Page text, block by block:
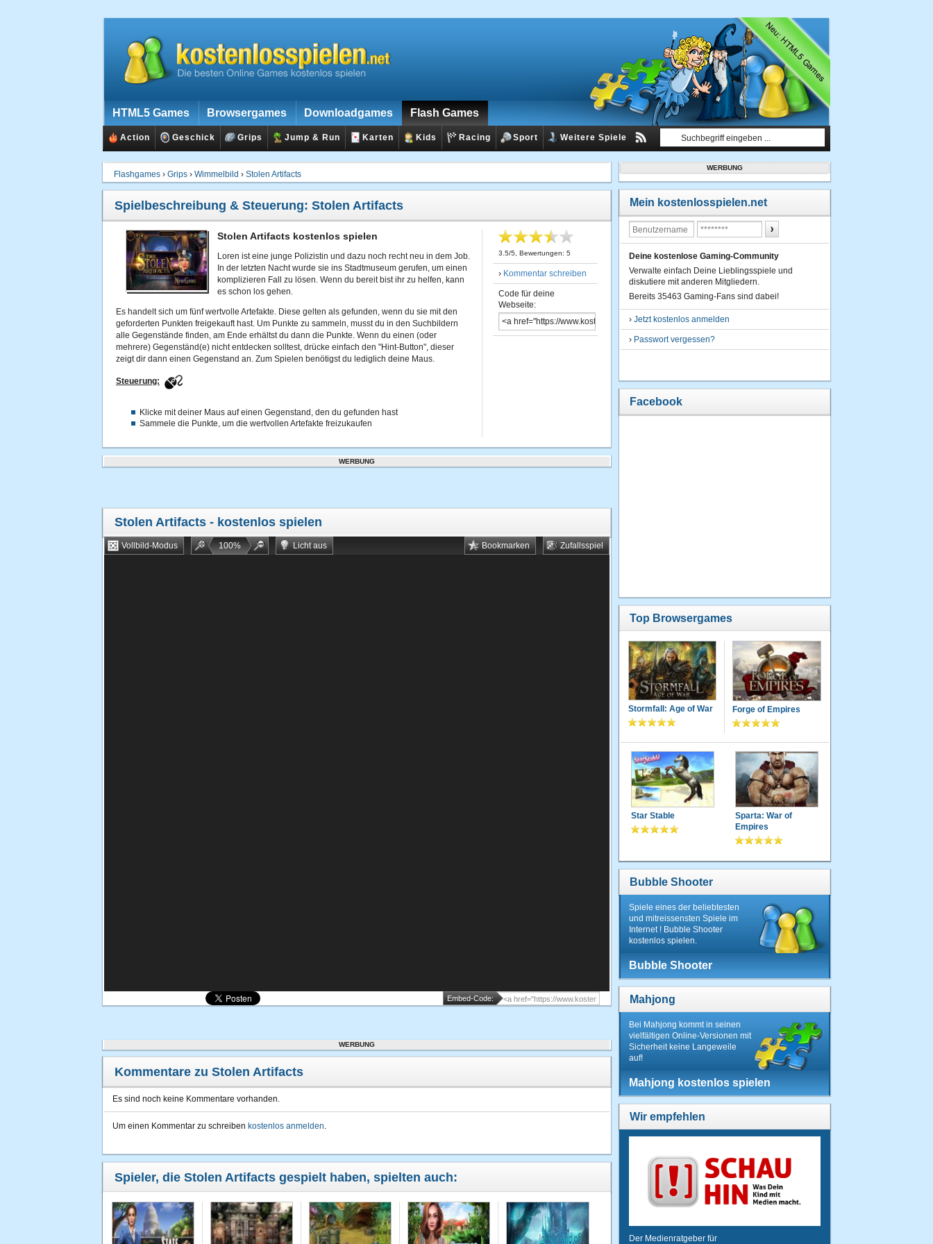
HTML5 Games Browsergames Downloadgames Flash Games
Action Geschick Grips Jump & Run Karten Kids Racing Sport Weitere Spiele
Flashgames › Grips › Wimmelbild › Stolen Artifacts
Spielbeschreibung & Steuerung: Stolen Artifacts
Stolen Artifacts kostenlos spielen
Loren ist eine junge Polizistin und dazu noch recht neu in dem Job.
In der letzten Nacht wurde sie ins Stadtmuseum gerufen, um einen
komplizieren Fall zu lösen. Wenn du bereit bist ihr zu helfen, kann
es schon los gehen.
Es handelt sich um fünf wertvolle Artefakte. Diese gelten als gefunden, wenn du sie mit den
geforderten Punkten freigekauft hast. Um Punkte zu sammeln, musst du in den Suchbildern
alle Gegenstände finden, am Ende erhältst du dann die Punkte. Wenn du einen (oder
mehrere) Gegenständ(e) nicht entdecken solltest, drücke einfach den "Hint-Button", dieser
zeigt dir dann einen Gegenstand an. Zum Spielen benötigst du lediglich deine Maus.
Steuerung:
Klicke mit deiner Maus auf einen Gegenstand, den du gefunden hast
Sammele die Punkte, um die wertvollen Artefakte freizukaufen
3.5/5 , Bewertungen: 5
› Kommentar schreiben
Code für deine
Webseite:
WERBUNG
Stolen Artifacts - kostenlos spielen
Vollbild-Modus 100% Licht aus Zufallsspiel
Bookmarken
Embed-Code:
WERBUNG
Kommentare zu Stolen Artifacts
Es sind noch keine Kommentare vorhanden.
Um einen Kommentar zu schreiben kostenlos anmelden.
Spieler, die Stolen Artifacts gespielt haben, spielten auch:
WERBUNG
Mein kostenlosspielen.net
Deine kostenlose Gaming-Community
Verwalte einfach Deine Lieblingsspiele und
diskutiere mit anderen Mitgliedern.
Bereits 35463 Gaming-Fans sind dabei!
› Jetzt kostenlos anmelden
› Passwort vergessen?
Facebook
Top Browsergames
Stormfall: Age of War Forge of Empires
Star Stable
Sparta: War of
Empires
Bubble Shooter
Spiele eines der beliebtesten
und mitreissensten Spiele im
Internet ! Bubble Shooter
kostenlos spielen.
Bubble Shooter
Mahjong
Bei Mahjong kommt in seinen
vielfältigen Online-Versionen mit
Sicherheit keine Langeweile
auf!
Mahjong kostenlos spielen
Wir empfehlen
Der Medienratgeber für